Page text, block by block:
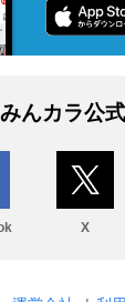
みんカラ公
X